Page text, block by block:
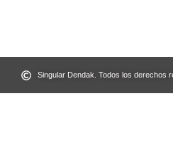
Singular Dendak. Todos los derechos